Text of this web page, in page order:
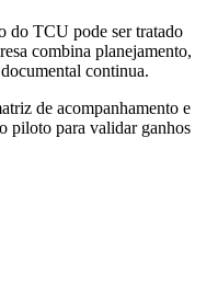
do TCU pode ser tratado
combina planejamento,
continua.
de acompanhamento e
piloto para validar ganhos